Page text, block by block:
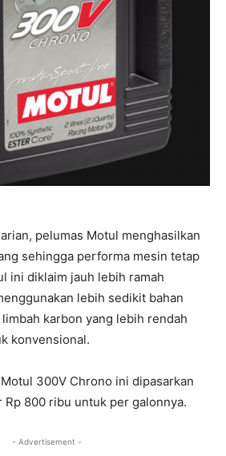
pelumas Motul menghasilkan
sehingga performa mesin tetap
ini diklaim jauh lebih ramah
lebih sedikit bahan
karbon yang lebih rendah
konvensional.
300V Chrono ini dipasarkan
Rp 800 ribu untuk per galonnya.
- Advertisement -